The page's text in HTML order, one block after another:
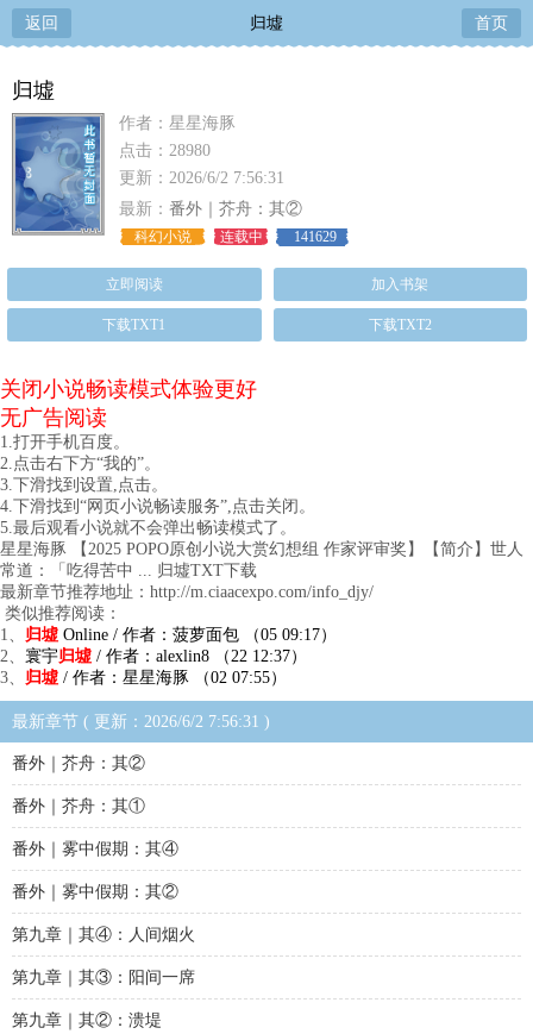
返回 归墟 首页
归墟
作者：星星海豚
点击：28980
更新：2026/6/2 7:56:31
最新： 番外｜芥舟：其②
科幻小说 连载中 141629
立即阅读 加入书架
下载TXT1 下载TXT2
关闭小说畅读模式体验更好
无广告阅读
1.打开手机百度。
2.点击右下方“我的”。
3.下滑找到设置,点击。
4.下滑找到“网页小说畅读服务”,点击关闭。
5.最后观看小说就不会弹出畅读模式了。
星星海豚 【2025 POPO原创小说大赏幻想组 作家评审奖】【简介】世人
常道：「吃得苦中 ... 归墟TXT下载
最新章节推荐地址：http://m.ciaacexpo.com/info_djy/
类似推荐阅读：
1、 归墟 Online / 作者：菠萝面包 （05 09:17）
2、 寰宇归墟 / 作者：alexlin8 （22 12:37）
3、 归墟 / 作者：星星海豚 （02 07:55）
最新章节 ( 更新：2026/6/2 7:56:31 )
番外｜芥舟：其②
番外｜芥舟：其①
番外｜雾中假期：其④
番外｜雾中假期：其②
第九章｜其④：人间烟火
第九章｜其③：阳间一席
第九章｜其②：溃堤